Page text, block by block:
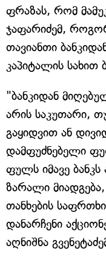
ფრაზას, რომ
ჯაფარიძემ,
თავიანთი
კაპიტალის სახით
"ბანკიდან
არის საკუთარი,
გაყიდვით ან
დამფუძნებელი
ფულს იმავე ბანკს
ზარალი მიადგება,
თანხების
დანარჩენი
აღნიშნა